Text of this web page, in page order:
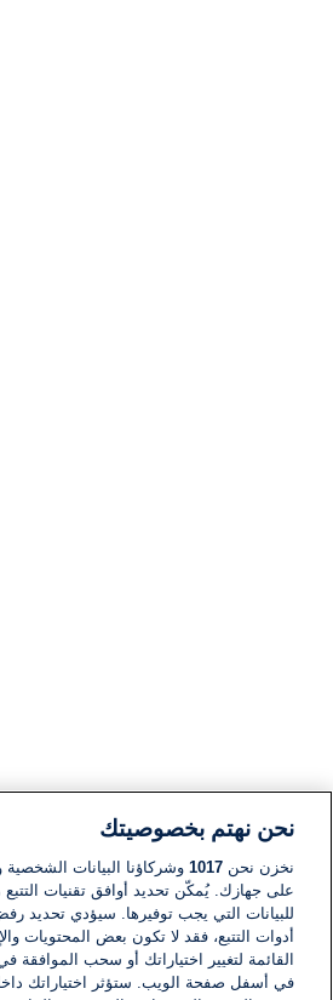
نحن نهتم بخصوصيتك
نخزن نحن 1017 وشركاؤنا البيانات الشخصية
على جهازك. يُمكّن تحديد أوافق تقنيات
للبيانات التي يجب توفيرها. سيؤدي تحديد
أدوات التتبع، فقد لا تكون بعض المحتويات
القائمة لتغيير اختياراتك أو سحب
في أسفل صفحة الويب. ستؤثر اختياراتك